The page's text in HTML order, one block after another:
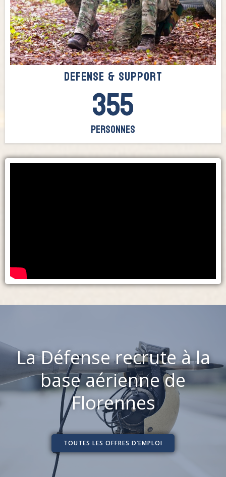
defense & support
355
Personnes
La Défense recrute à la
base aérienne de
Florennes
TOUTES LES OFFRES D’EMPLOI